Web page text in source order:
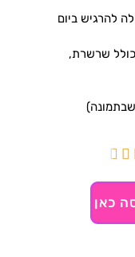
להרגיש ביום
שרשרת,


כאן